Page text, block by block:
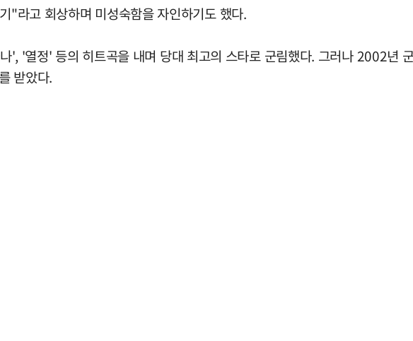
"라고 회상하며 미성숙함을 자인하기도 했다.
'열정' 등의 히트곡을 내며 당대 최고의 스타로 군림했다. 그러나 2002년
받았다.